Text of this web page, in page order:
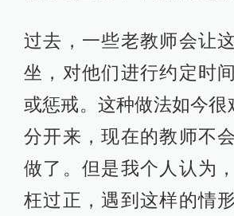
过去，一些老教师会让
坐，对他们进行约定时
或惩戒。这种做法如今很
分开来，现在的教师不
做了。但是我个人认为
枉过正，遇到这样的情